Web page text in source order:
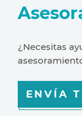
¿Necesitas
ENVÍA